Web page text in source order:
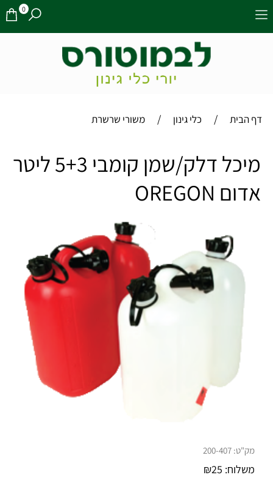
0
דף הבית / כלי גינון / משורי שרשרת
מיכל דלק/שמן קומבי 5+3 ליטר
אדום OREGON
מק"ט: 200-407
משלוח: ₪25